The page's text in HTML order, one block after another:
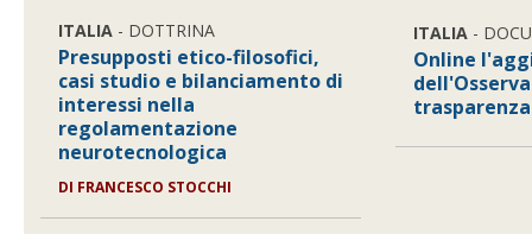
ITALIA - DOTTRINA
Presupposti etico-filosofici,
casi studio e bilanciamento di
interessi nella
regolamentazione
neurotecnologica
DI FRANCESCO STOCCHI
ITALIA -
Online
trasparenza